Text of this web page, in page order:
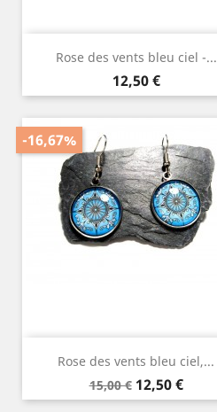
Rose des vents bleu ciel -...
Prix
12,50 €
Rose des vents bleu ciel,...
Prix
de
15,00 €
-16,67%
Prix
12,50 €